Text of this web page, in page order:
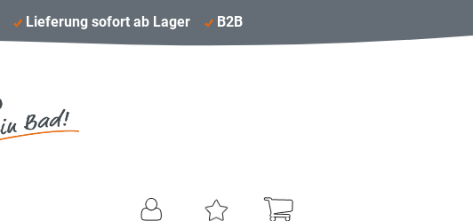
Lieferung sofort ab Lager B2B